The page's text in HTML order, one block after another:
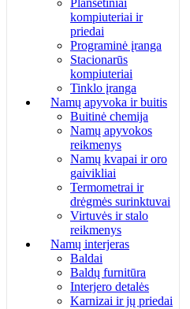
Planšetiniai
kompiuteriai ir
priedai
Programinė įranga
Stacionarūs
kompiuteriai
Tinklo įranga
Namų apyvoka ir buitis
Buitinė chemija
Namų apyvokos
reikmenys
Namų kvapai ir oro
gaivikliai
Termometrai ir
drėgmės surinktuvai
Virtuvės ir stalo
reikmenys
Namų interjeras
Baldai
Baldų furnitūra
Interjero detalės
Karnizai ir jų priedai